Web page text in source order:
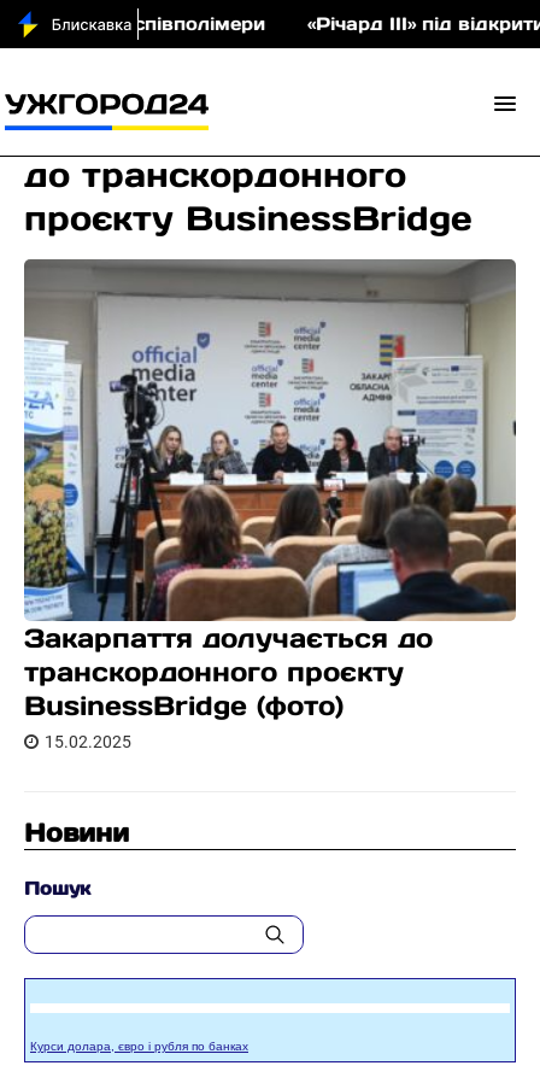
співполімери «Річард ІІІ» під
Закарпаття долучається
до транскордонного
проєкту BusinessBridge
Закарпаття долучається до
транскордонного проєкту
BusinessBridge (фото)
15.02.2025
Новини
Пошук
Курси долара, євро і рубля по банках